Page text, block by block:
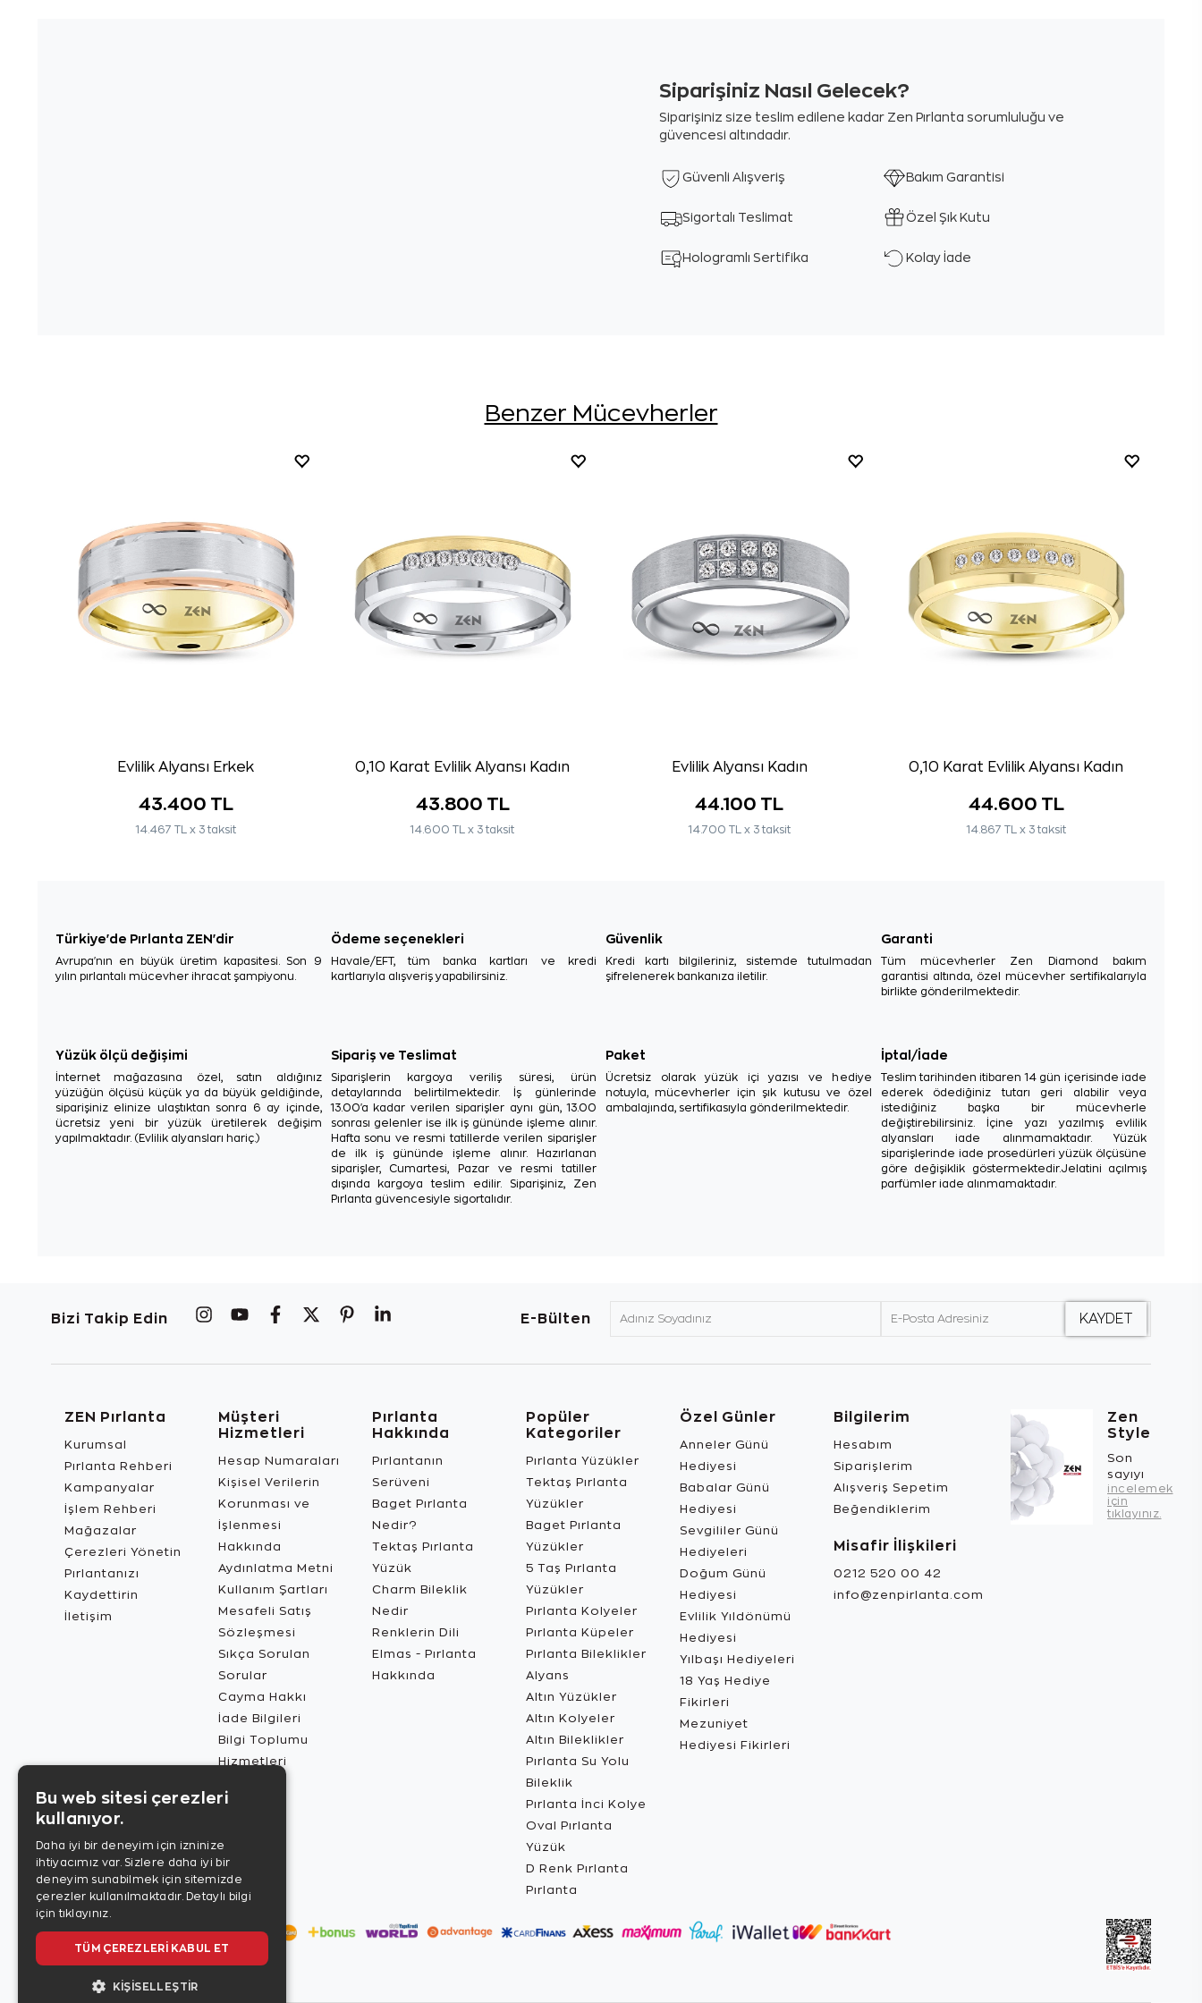
Siparişiniz Nasıl Gelecek?
Siparişiniz size teslim edilene kadar Zen Pırlanta sorumluluğu ve
güvencesi altındadır.
Güvenli Alışveriş Bakım Garantisi
Sigortalı Teslimat Özel Şık Kutu
Hologramlı Sertifika Kolay İade
Benzer Mücevherler
Evlilik Alyansı Erkek
43.400 TL
14.467 TL x 3 taksit
0,10 Karat Evlilik Alyansı Kadın
43.800 TL
14.600 TL x 3 taksit
Evlilik Alyansı Kadın
44.100 TL
14.700 TL x 3 taksit
0,10 Karat Evlilik Alyansı Kadın
44.600 TL
14.867 TL x 3 taksit
Türkiye'de Pırlanta ZEN'dir
Avrupa'nın en büyük üretim kapasitesi. Son 9
yılın pırlantalı mücevher ihracat şampiyonu.
Ödeme seçenekleri
Havale/EFT, tüm banka kartları ve kredi
kartlarıyla alışveriş yapabilirsiniz.
Güvenlik
Kredi kartı bilgileriniz, sistemde tutulmadan
şifrelenerek bankanıza iletilir.
Garanti
Tüm mücevherler Zen Diamond bakım
garantisi altında, özel mücevher sertifikalarıyla
birlikte gönderilmektedir.
Yüzük ölçü değişimi
İnternet mağazasına özel, satın aldığınız
yüzüğün ölçüsü küçük ya da büyük geldiğinde,
siparişiniz elinize ulaştıktan sonra 6 ay içinde,
ücretsiz yeni bir yüzük üretilerek değişim
yapılmaktadır. (Evlilik alyansları hariç.)
Sipariş ve Teslimat
Siparişlerin kargoya veriliş süresi, ürün
detaylarında belirtilmektedir. İş günlerinde
13.00'a kadar verilen siparişler aynı gün, 13.00
sonrası gelenler ise ilk iş gününde işleme alınır.
Hafta sonu ve resmi tatillerde verilen siparişler
de ilk iş gününde işleme alınır. Hazırlanan
siparişler, Cumartesi, Pazar ve resmi tatiller
dışında kargoya teslim edilir. Siparişiniz, Zen
Pırlanta güvencesiyle sigortalıdır.
Paket
Ücretsiz olarak yüzük içi yazısı ve hediye
notuyla, mücevherler için şık kutusu ve özel
ambalajında, sertifikasıyla gönderilmektedir.
İptal/İade
Teslim tarihinden itibaren 14 gün içerisinde iade
ederek ödediğiniz tutarı geri alabilir veya
istediğiniz başka bir mücevherle
değiştirebilirsiniz. İçine yazı yazılmış evlilik
alyansları iade alınmamaktadır. Yüzük
siparişlerinde iade prosedürleri yüzük ölçüsüne
göre değişiklik göstermektedir.Jelatini açılmış
parfümler iade alınmamaktadır.
Bizi Takip Edin E-Bülten
ZEN Pırlanta
Kurumsal
Pırlanta Rehberi
Kampanyalar
İşlem Rehberi
Mağazalar
Çerezleri Yönetin
Pırlantanızı
Kaydettirin
İletişim
Müşteri
Hizmetleri
Hesap Numaraları
Kişisel Verilerin
Korunması ve
İşlenmesi
Hakkında
Aydınlatma Metni
Kullanım Şartları
Mesafeli Satış
Sözleşmesi
Sıkça Sorulan
Sorular
Cayma Hakkı
İade Bilgileri
Bilgi Toplumu
Hizmetleri
Pırlanta
Hakkında
Pırlantanın
Serüveni
Baget Pırlanta
Nedir?
Tektaş Pırlanta
Yüzük
Charm Bileklik
Nedir
Renklerin Dili
Elmas - Pırlanta
Hakkında
Popüler
Kategoriler
Pırlanta Yüzükler
Tektaş Pırlanta
Yüzükler
Baget Pırlanta
Yüzükler
5 Taş Pırlanta
Yüzükler
Pırlanta Kolyeler
Pırlanta Küpeler
Pırlanta Bileklikler
Alyans
Altın Yüzükler
Altın Kolyeler
Altın Bileklikler
Pırlanta Su Yolu
Bileklik
Pırlanta İnci Kolye
Oval Pırlanta
Yüzük
D Renk Pırlanta
Pırlanta
Özel Günler
Anneler Günü
Hediyesi
Babalar Günü
Hediyesi
Sevgililer Günü
Hediyeleri
Doğum Günü
Hediyesi
Evlilik Yıldönümü
Hediyesi
Yılbaşı Hediyeleri
18 Yaş Hediye
Fikirleri
Mezuniyet
Hediyesi Fikirleri
Bilgilerim
Hesabım
Siparişlerim
Alışveriş Sepetim
Beğendiklerim
Misafir İlişkileri
0212 520 00 42
info@zenpirlanta.com
Zen
Style
Son
sayıyı
incelemek
için
tıklayınız.
Bu web sitesi çerezleri
kullanıyor.
Daha iyi bir deneyim için izninize
ihtiyacımız var. Sizlere daha iyi bir
deneyim sunabilmek için sitemizde
çerezler kullanılmaktadır. Detaylı bilgi
için tıklayınız.
TÜM ÇEREZLERI KABUL ET
KIŞISELLEŞTIR